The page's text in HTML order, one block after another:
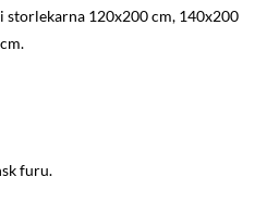
120x200 cm, 140x200
furu.